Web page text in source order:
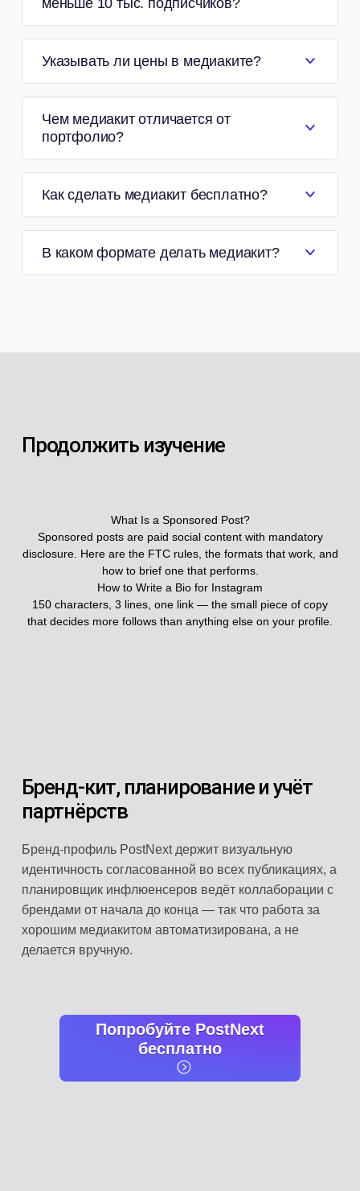
Указывать ли цены в медиаките?
Чем медиакит отличается от
портфолио?
Как сделать медиакит бесплатно?
В каком формате делать медиакит?
Продолжить изучение
What Is a Sponsored Post?
Sponsored posts are paid social content with mandatory
disclosure. Here are the FTC rules, the formats that work, and
how to brief one that performs.
How to Write a Bio for Instagram
150 characters, 3 lines, one link — the small piece of copy
that decides more follows than anything else on your profile.
Бренд-кит, планирование и учёт
партнёрств
Бренд-профиль PostNext держит визуальную
идентичность согласованной во всех публикациях, а
планировщик инфлюенсеров ведёт коллаборации с
брендами от начала до конца — так что работа за
хорошим медиакитом автоматизирована, а не
делается вручную.
Попробуйте PostNext
бесплатно